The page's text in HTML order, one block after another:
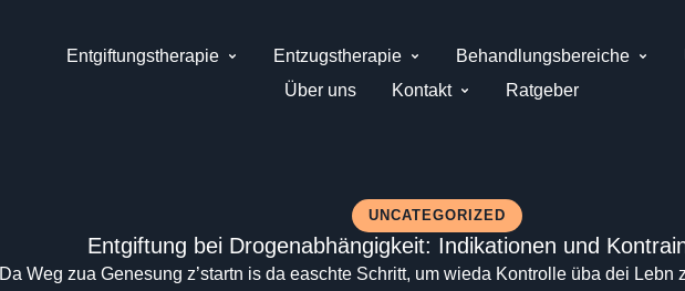
Entgiftungstherapie Entzugstherapie Behandlungsbereiche
Über uns
Kontakt Ratgeber
UNCATEGORIZED
Entgiftung bei Drogenabhängigkeit: Indikationen und
Da Weg zua Genesung z’startn is da easchte Schritt, um wieda Kontrolle üba dei Lebn